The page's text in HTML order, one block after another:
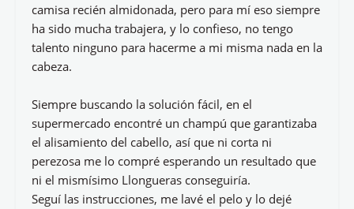
camisa recién almidonada, pero para mí eso siempre
ha sido mucha trabajera, y lo confieso, no tengo
talento ninguno para hacerme a mi misma nada en la
cabeza.
Siempre buscando la solución fácil, en el
supermercado encontré un champú que garantizaba
el alisamiento del cabello, así que ni corta ni
perezosa me lo compré esperando un resultado que
ni el mismísimo Llongueras conseguiría.
Seguí las instrucciones, me lavé el pelo y lo dejé